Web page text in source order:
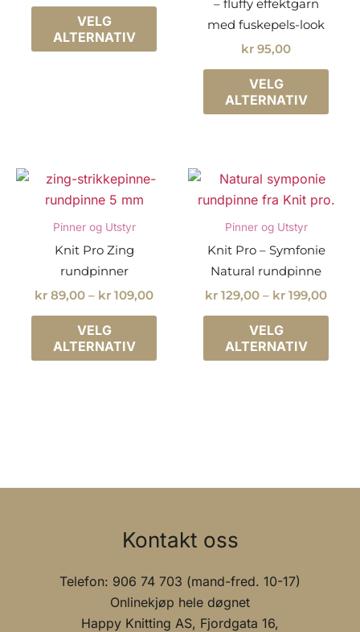
VELG
ALTERNATIV
Dette
produktet
har
Alternativene
på
produktsiden
– fluffy effektgarn
med fuskepels-look
kr 95,00
VELG
ALTERNATIV
Dette
har
kan
Pinner og Utstyr
Knit Pro Zing
rundpinner
kr 89,00 – kr 109,00Prisområde:
VELG
ALTERNATIV
Dette
har
på
Pinner og Utstyr
Knit Pro – Symfonie
Natural rundpinne
kr 129,00 – kr 199,00
VELG
ALTERNATIV
Dette
har
på
Kontakt oss
Telefon: 906 74 703 (mand-fred. 10-17)
Onlinekjøp hele døgnet
Happy Knitting AS, Fjordgata 16,